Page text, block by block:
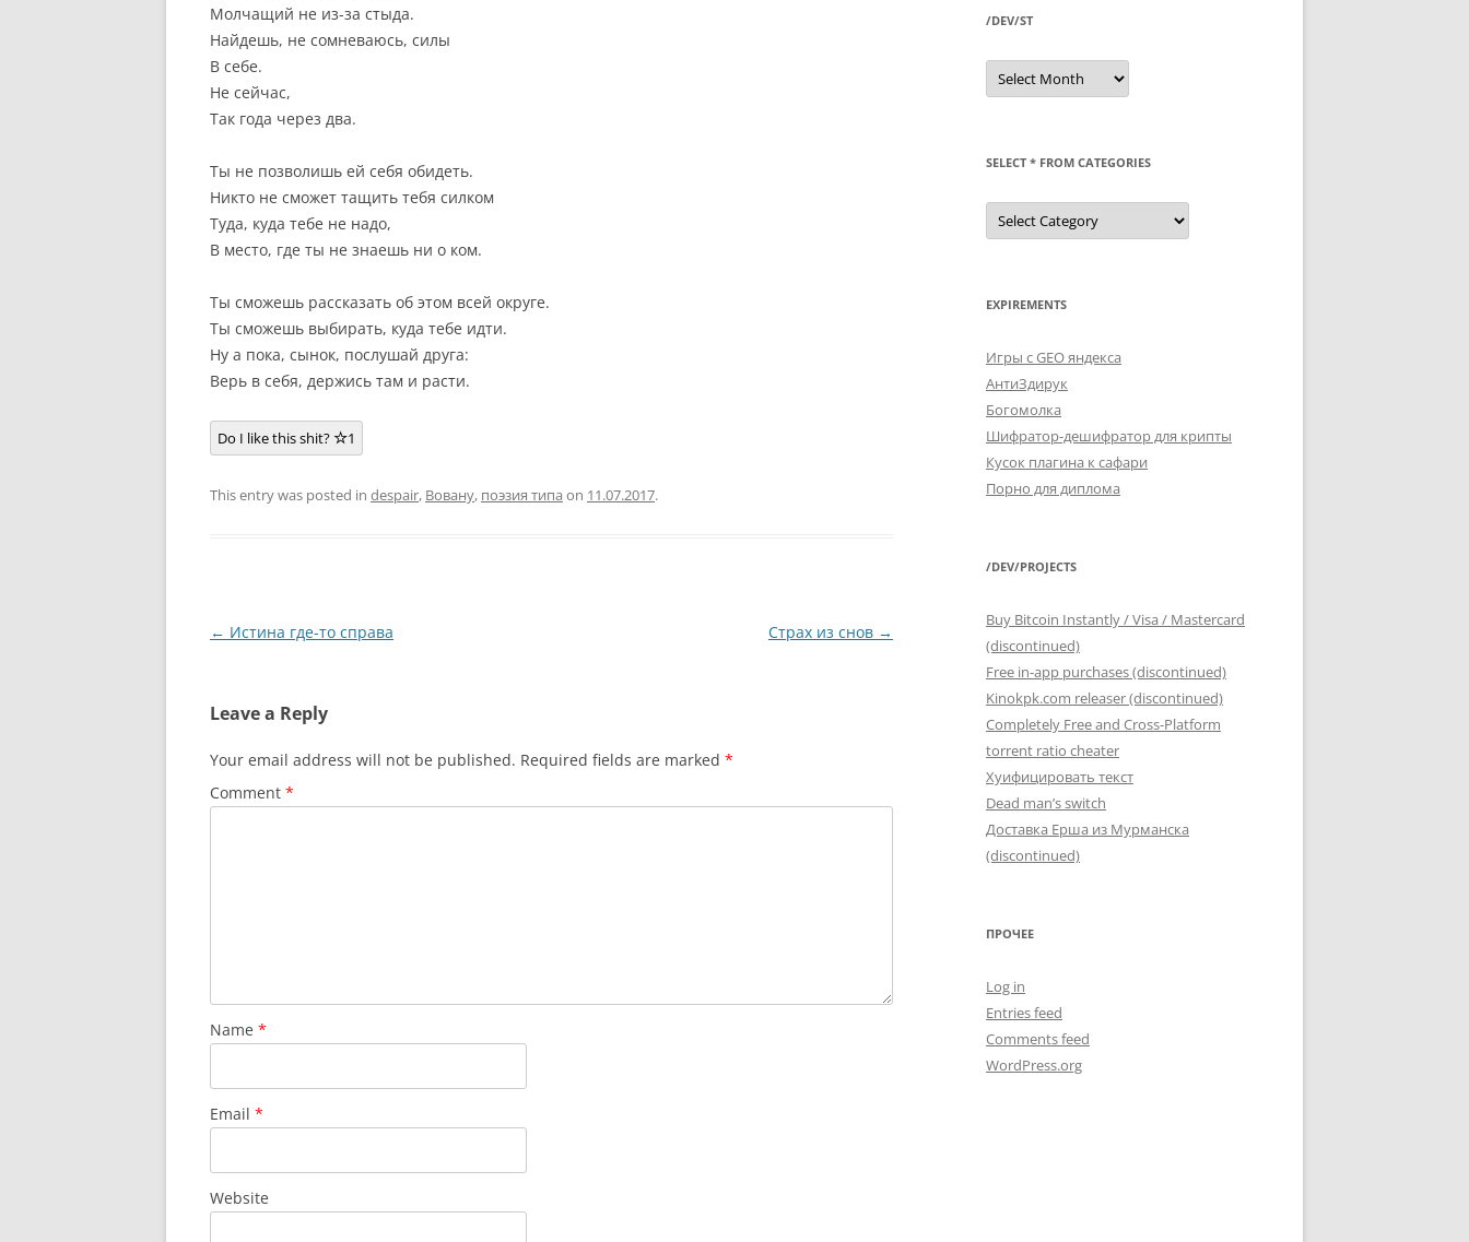
Молчащий не из-за стыда.
Найдешь, не сомневаюсь, силы
В себе.
Не сейчас,
Так года через два.
Ты не позволишь ей себя обидеть.
Никто не сможет тащить тебя силком
Туда, куда тебе не надо,
В место, где ты не знаешь ни о ком.
Ты сможешь рассказать об этом всей округе.
Ты сможешь выбирать, куда тебе идти.
Ну а пока, сынок, послушай друга:
Верь в себя, держись там и расти.
Do I like this shit? 1
This entry was posted in despair, Вовану, поэзия типа on 11.07.2017.
Post
← Истина где-то справа Страх из снов →
Leave a Reply
Your email address will not be published. Required fields are marked *
Comment *
Name *
Email *
Website
/DEV/ST
/dev/st
SELECT * FROM CATEGORIES
SELECT
FROM
EXPIREMENTS
Игры с GEO яндекса
АнтиЗдирук
Богомолка
Шифратор-дешифратор для крипты
Кусок плагина к сафари
Порно для диплома
/DEV/PROJECTS
Buy Bitcoin Instantly / Visa / Mastercard
(discontinued)
Free in-app purchases (discontinued)
Kinokpk.com releaser (discontinued)
Completely Free and Cross-Platform
torrent ratio cheater
Хуифицировать текст
Dead man’s switch
Доставка Ерша из Мурманска
(discontinued)
ПРОЧЕЕ
Log in
Entries feed
Comments feed
WordPress.org